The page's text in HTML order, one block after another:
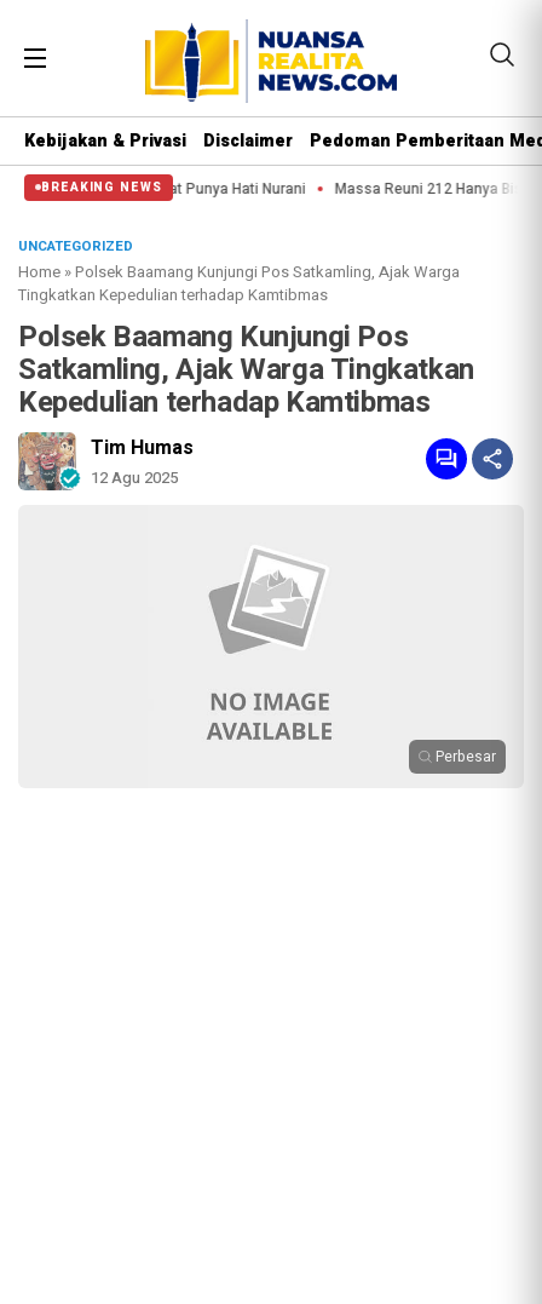
Kebijakan & Privasi Disclaimer Pedoman Pemberitaan
BREAKING NEWS
Aparat Punya Hati Nurani Massa Reuni 212 Hanya Bisa Sampai
UNCATEGORIZED
Home »Polsek Baamang Kunjungi Pos Satkamling, Ajak Warga
Tingkatkan Kepedulian terhadap Kamtibmas
Polsek Baamang Kunjungi Pos
Satkamling, Ajak Warga Tingkatkan
Kepedulian terhadap Kamtibmas
Tim Humas
12 Agu 2025
Perbesar